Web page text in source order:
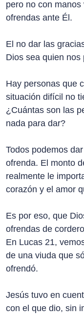
pero no con
ofrendas ante Él.
El no dar las
Dios sea quien nos
Hay personas que
situación difícil no
¿Cuántas son las
nada para dar?
Todos podemos
ofrenda. El monto
realmente le
corazón y el amor
Es por eso, que
ofrendas de
En Lucas 21,
de una viuda que
ofrendó.
Jesús tuvo en
con el que dio, sin